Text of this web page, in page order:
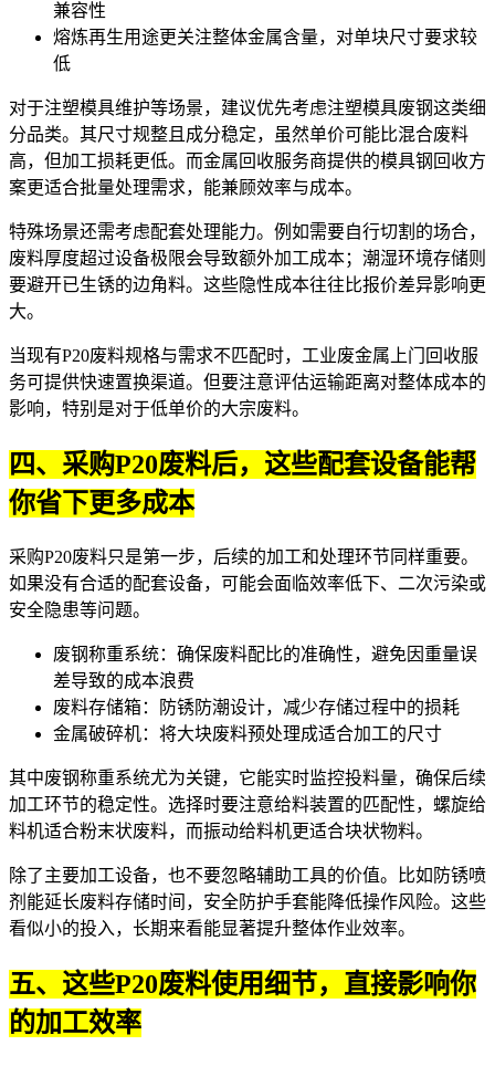
兼容性
熔炼再生用途更关注整体金属含量，对单块尺寸要求较
低
对于注塑模具维护等场景，建议优先考虑注塑模具废钢这类细
分品类。其尺寸规整且成分稳定，虽然单价可能比混合废料
高，但加工损耗更低。而金属回收服务商提供的模具钢回收方
案更适合批量处理需求，能兼顾效率与成本。
特殊场景还需考虑配套处理能力。例如需要自行切割的场合，
废料厚度超过设备极限会导致额外加工成本；潮湿环境存储则
要避开已生锈的边角料。这些隐性成本往往比报价差异影响更
大。
当现有P20废料规格与需求不匹配时， 工业废金属上门回收服
务可提供快速置换渠道。但要注意评估运输距离对整体成本的
影响，特别是对于低单价的大宗废料。
四、采购P20废料后，这些配套设备能帮
你省下更多成本
采购P20废料只是第一步，后续的加工和处理环节同样重要。
如果没有合适的配套设备，可能会面临效率低下、二次污染或
安全隐患等问题。
废钢称重系统：确保废料配比的准确性，避免因重量误
差导致的成本浪费
废料存储箱：防锈防潮设计，减少存储过程中的损耗
金属破碎机：将大块废料预处理成适合加工的尺寸
其中废钢称重系统尤为关键，它能实时监控投料量，确保后续
加工环节的稳定性。选择时要注意给料装置的匹配性，螺旋给
料机适合粉末状废料，而振动给料机更适合块状物料。
除了主要加工设备，也不要忽略辅助工具的价值。比如 防锈喷
剂 能延长废料存储时间， 安全防护手套能降低操作风险。这些
看似小的投入，长期来看能显著提升整体作业效率。
五、这些P20废料使用细节，直接影响你
的加工效率